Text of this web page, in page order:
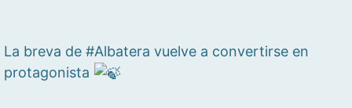
La breva de #Albatera vuelve a convertirse en
protagonista